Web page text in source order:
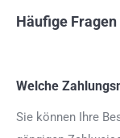
Häufige Fragen
Welche
Sie können Ihre